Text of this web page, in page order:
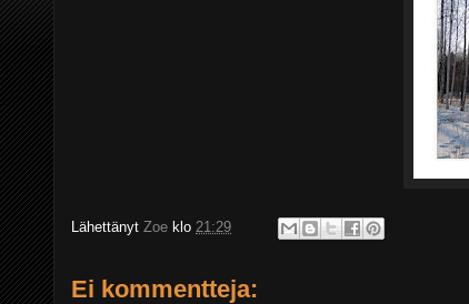
Lähettänyt Zoe klo 21:29
Ei kommentteja: